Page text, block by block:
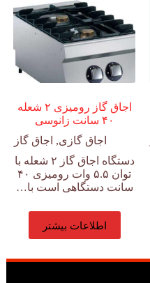
اجاق گاز رومیزی ۲ شعله
۴۰ سانت زانوسی
اجاق گازی, اجاق گاز
دستگاه اجاق گاز ۲ شعله با
توان ۵.۵ وات رومیزی ۴۰
سانت دستگاهی است با…
اطلاعات بیشتر